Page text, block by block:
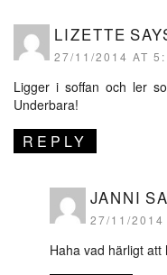
LIZETTE
27/11/2014 AT
Ligger i soffan och ler
Underbara!
REPLY
JANNI
27/11/2014
Haha vad härligt